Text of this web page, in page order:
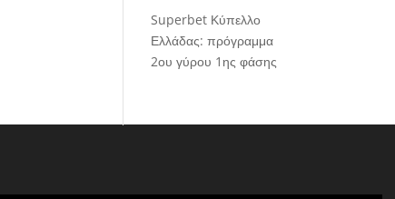
Superbet Κύπελλο
Ελλάδας: πρόγραμμα
2ου γύρου 1ης φάσης